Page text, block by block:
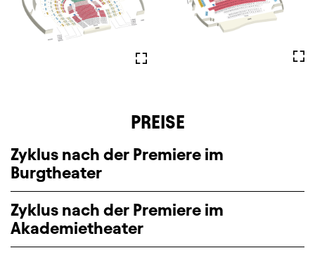
Vollbild
PREISE
Zyklus nach der Premiere im
Burgtheater
Zyklus nach der Premiere im
Akademietheater